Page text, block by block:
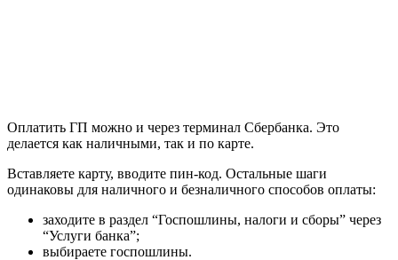
Оплатить ГП можно и через терминал Сбербанка. Это
делается как наличными, так и по карте.
Вставляете карту, вводите пин-код. Остальные шаги
одинаковы для наличного и безналичного способов оплаты:
заходите в раздел “Госпошлины, налоги и сборы” через
“Услуги банка”;
выбираете госпошлины.